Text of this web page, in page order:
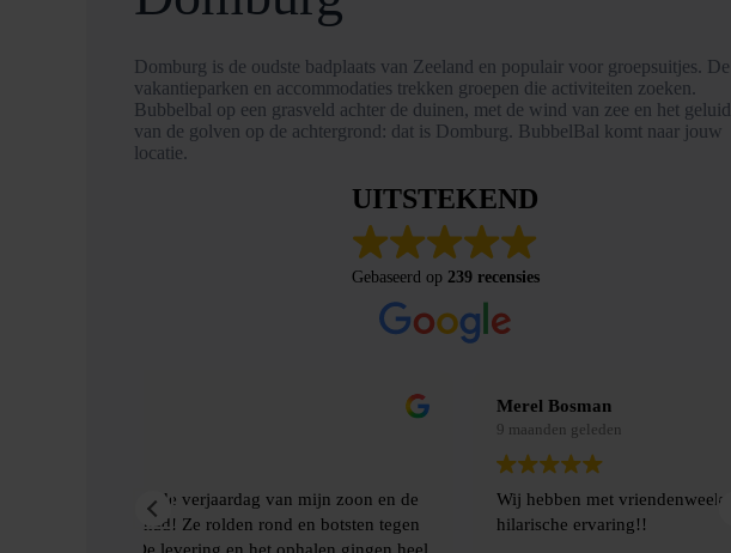
Domburg is de oudste badplaats van Zeeland en populair voor groepsuitjes. De
vakantieparken en accommodaties trekken groepen die activiteiten zoeken.
Bubbelbal op een grasveld achter de duinen, met de wind van zee en het geluid
van de golven op de achtergrond: dat is Domburg. BubbelBal komt naar jouw
locatie.
UITSTEKEND
Gebaseerd op 239 recensies
Wij hebben met vriendenweekend gebruik gemaakt van Bubbelbal, een
hilarische ervaring!!